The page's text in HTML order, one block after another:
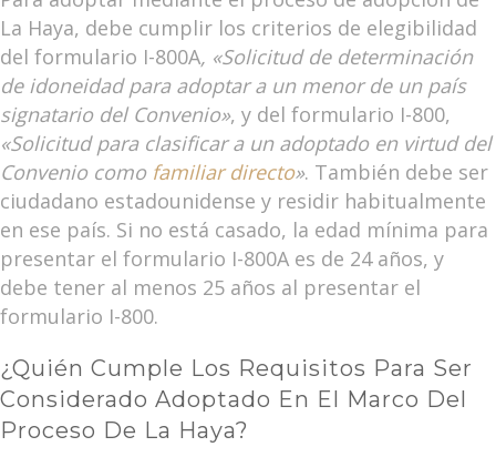
La Haya, debe cumplir los criterios de elegibilidad
del formulario I-800A, «Solicitud de determinación
de idoneidad para adoptar a un menor de un país
signatario del Convenio», y del formulario I-800,
«Solicitud para clasificar a un adoptado en virtud del
Convenio como familiar directo». También debe ser
ciudadano estadounidense y residir habitualmente
en ese país. Si no está casado, la edad mínima para
presentar el formulario I-800A es de 24 años, y
debe tener al menos 25 años al presentar el
formulario I-800.
¿Quién Cumple Los Requisitos Para Ser
Considerado Adoptado En El Marco Del
Proceso De La Haya?